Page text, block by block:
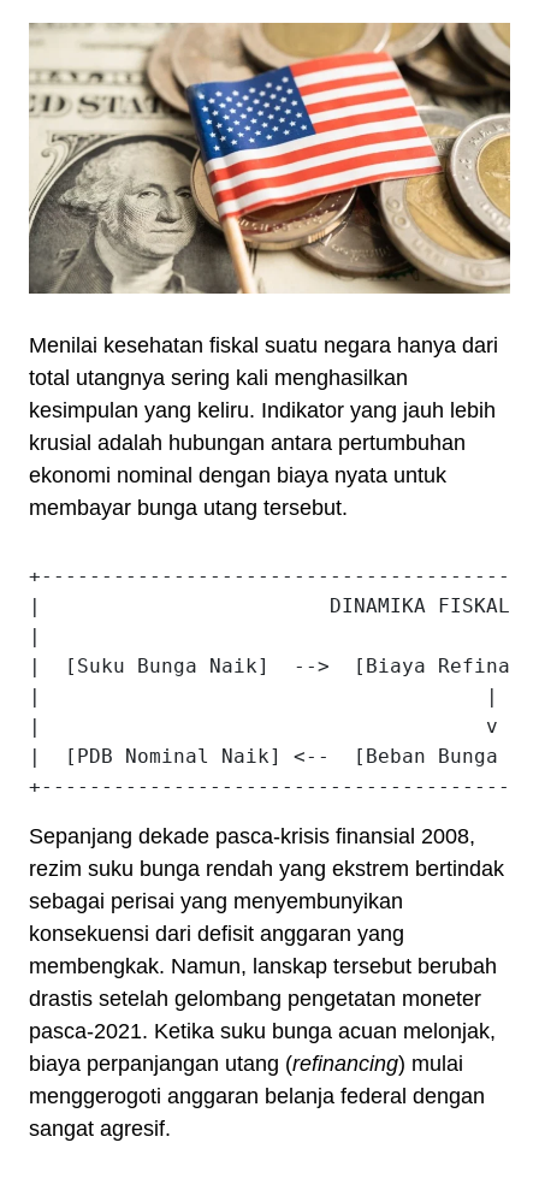
Menilai kesehatan fiskal suatu negara hanya dari
total utangnya sering kali menghasilkan
kesimpulan yang keliru. Indikator yang jauh lebih
krusial adalah hubungan antara pertumbuhan
ekonomi nominal dengan biaya nyata untuk
membayar bunga utang tersebut.
|                        DINAMIKA
|  [Suku Bunga Naik]  -->  [Biaya
|                                     v
|  [PDB Nominal Naik] <--  [Beban Bunga
Sepanjang dekade pasca-krisis finansial 2008,
rezim suku bunga rendah yang ekstrem bertindak
sebagai perisai yang menyembunyikan
konsekuensi dari defisit anggaran yang
membengkak. Namun, lanskap tersebut berubah
drastis setelah gelombang pengetatan moneter
pasca-2021. Ketika suku bunga acuan melonjak,
biaya perpanjangan utang (refinancing) mulai
menggerogoti anggaran belanja federal dengan
sangat agresif.